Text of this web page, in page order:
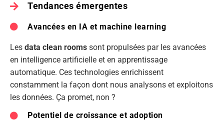
Tendances émergentes
Avancées en IA et machine learning
Les data clean rooms sont propulsées par les avancées
en intelligence artificielle et en apprentissage
automatique. Ces technologies enrichissent
constamment la façon dont nous analysons et exploitons
les données. Ça promet, non ?
Potentiel de croissance et adoption